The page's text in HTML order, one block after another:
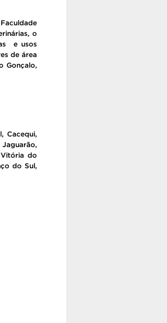
o
e usos
de área
Gonçalo,
Cacequi,
Vitória do
do Sul,